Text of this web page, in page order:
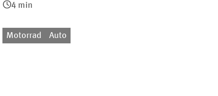
4 min
Motorrad Auto